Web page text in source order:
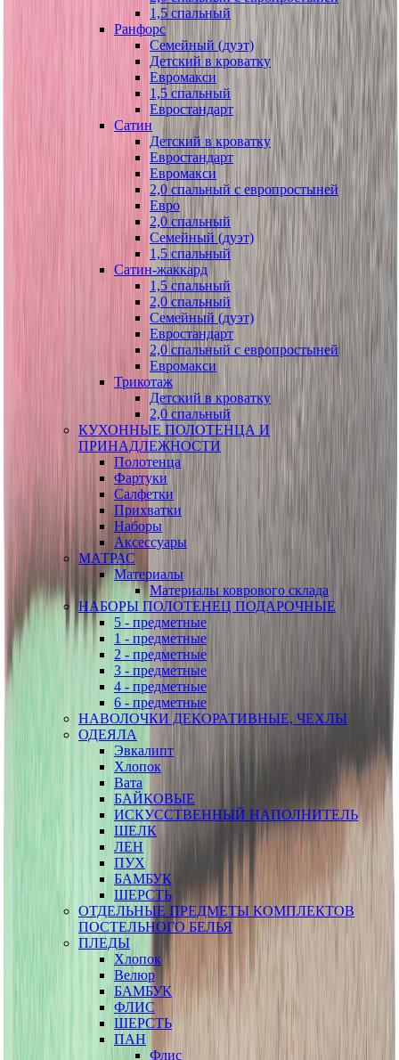
1,5 спальный
Ранфорс
Семейный (дуэт)
Детский в кроватку
Евромакси
1,5 спальный
Евростандарт
Сатин
Детский в кроватку
Евростандарт
Евромакси
2,0 спальный с европростыней
Евро
2,0 спальный
Семейный (дуэт)
1,5 спальный
Сатин-жаккард
1,5 спальный
2,0 спальный
Семейный (дуэт)
Евростандарт
2,0 спальный с европростыней
Евромакси
Трикотаж
Детский в кроватку
2,0 спальный
КУХОННЫЕ ПОЛОТЕНЦА И
ПРИНАДЛЕЖНОСТИ
Полотенца
Фартуки
Салфетки
Прихватки
Наборы
Аксессуары
МАТРАС
Материалы
Материалы коврового склада
НАБОРЫ ПОЛОТЕНЕЦ ПОДАРОЧНЫЕ
5 - предметные
1 - предметные
2 - предметные
3 - предметные
4 - предметные
6 - предметные
НАВОЛОЧКИ ДЕКОРАТИВНЫЕ, ЧЕХЛЫ
ОДЕЯЛА
Эвкалипт
Хлопок
Вата
БАЙКОВЫЕ
ИСКУССТВЕННЫЙ НАПОЛНИТЕЛЬ
ШЕЛК
ЛЕН
ПУХ
БАМБУК
ШЕРСТЬ
ОТДЕЛЬНЫЕ ПРЕДМЕТЫ КОМПЛЕКТОВ
ПОСТЕЛЬНОГО БЕЛЬЯ
ПЛЕДЫ
Хлопок
Велюр
БАМБУК
ФЛИС
ШЕРСТЬ
ПАН
Флис